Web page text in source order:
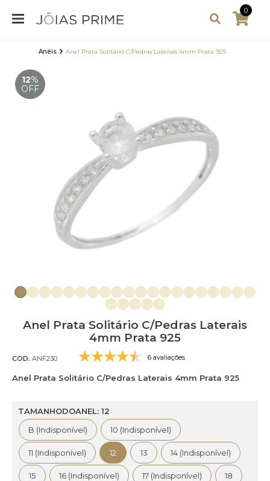
0
Anéis Anel Prata Solitário C/Pedras Laterais 4mm Prata 925
12%
OFF
Anel Prata Solitário C/Pedras Laterais
4mm Prata 925
COD. ANF230 6 avaliações
Anel Prata Solitário C/Pedras Laterais 4mm Prata 925
TAMANHODOANEL: 12
B (Indisponível)
10 (Indisponível)
11 (Indisponível) 12 13 14 (Indisponível)
15 16 (Indisponível) 17 (Indisponível) 18